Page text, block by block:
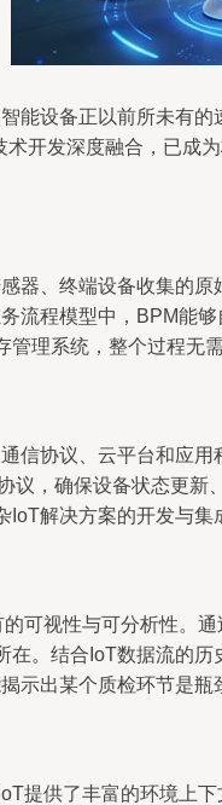
能设备正以前所未有
开发深度融合，已成
器、终端设备收集的
流程模型中，BPM能
理系统，整个过程无需
信协议、云平台和应
议，确保设备状态更
解决方案的开发与集
可视性与可分析性。
。结合IoT数据流的
示出某个质检环节是瓶
提供了丰富的环境上